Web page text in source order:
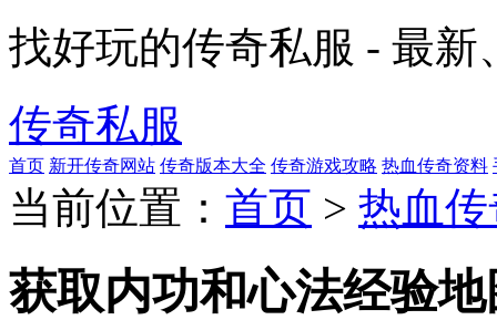
找好玩的传奇私服 - 最
传奇私服
首页 新开传奇网站 传奇版本大全 传奇游戏攻略 热血传奇资料
当前位置： 首页 > 热血
获取内功和心法经验